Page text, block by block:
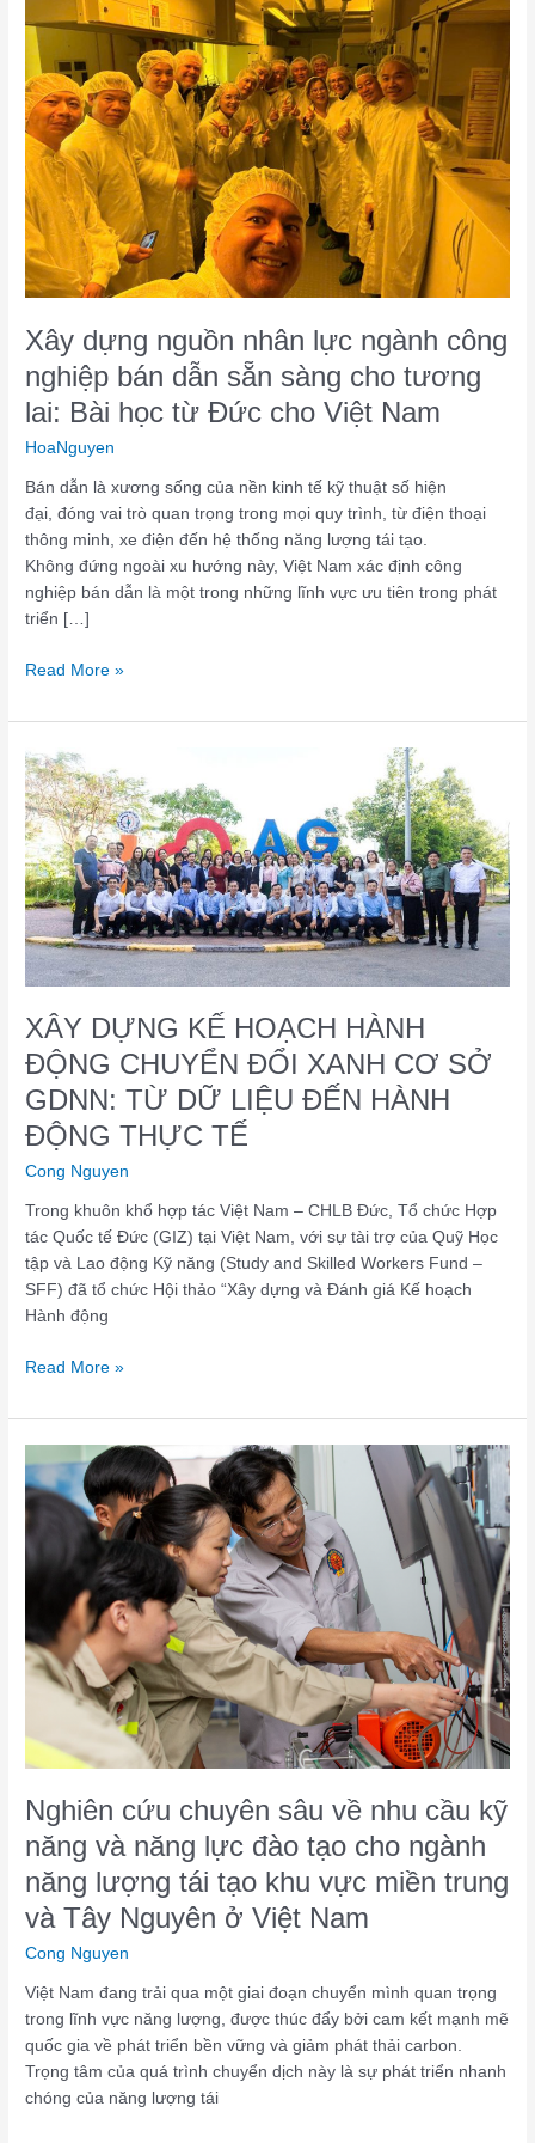
Xây dựng nguồn nhân lực ngành công
nghiệp bán dẫn sẵn sàng cho tương
lai: Bài học từ Đức cho Việt Nam
HoaNguyen
Bán dẫn là xương sống của nền kinh tế kỹ thuật số hiện
đại, đóng vai trò quan trọng trong mọi quy trình, từ điện thoại
thông minh, xe điện đến hệ thống năng lượng tái tạo.
Không đứng ngoài xu hướng này, Việt Nam xác định công
nghiệp bán dẫn là một trong những lĩnh vực ưu tiên trong phát
triển […]
nhân
lực
ngành
công
nghiệp
bán
dẫn
sẵn
sàng
cho
tương
Bài
Đức
cho
Nam
Read More »
XÂY DỰNG KẾ HOẠCH HÀNH
ĐỘNG CHUYỂN ĐỔI XANH CƠ SỞ
GDNN: TỪ DỮ LIỆU ĐẾN HÀNH
ĐỘNG THỰC TẾ
Cong Nguyen
Trong khuôn khổ hợp tác Việt Nam – CHLB Đức, Tổ chức Hợp
tác Quốc tế Đức (GIZ) tại Việt Nam, với sự tài trợ của Quỹ Học
tập và Lao động Kỹ năng (Study and Skilled Workers Fund –
SFF) đã tổ chức Hội thảo “Xây dựng và Đánh giá Kế hoạch
Hành động
XÂY
DỰNG
KẾ
HOẠCH
HÀNH
ĐỘNG
CHUYỂN
ĐỔI
XANH
SỞ
GDNN:
TỪ
DỮ
LIỆU
ĐẾN
HÀNH
ĐỘNG
THỰC
TẾ
Read More »
Nghiên cứu chuyên sâu về nhu cầu kỹ
năng và năng lực đào tạo cho ngành
năng lượng tái tạo khu vực miền trung
và Tây Nguyên ở Việt Nam
Cong Nguyen
Việt Nam đang trải qua một giai đoạn chuyển mình quan trọng
trong lĩnh vực năng lượng, được thúc đẩy bởi cam kết mạnh mẽ
quốc gia về phát triển bền vững và giảm phát thải carbon.
Trọng tâm của quá trình chuyển dịch này là sự phát triển nhanh
chóng của năng lượng tái
cứu
chuyên
sâu
về
kỹ
năng
lực
đào
tạo
cho
ngành
năng
lượng
tái
tạo
miền